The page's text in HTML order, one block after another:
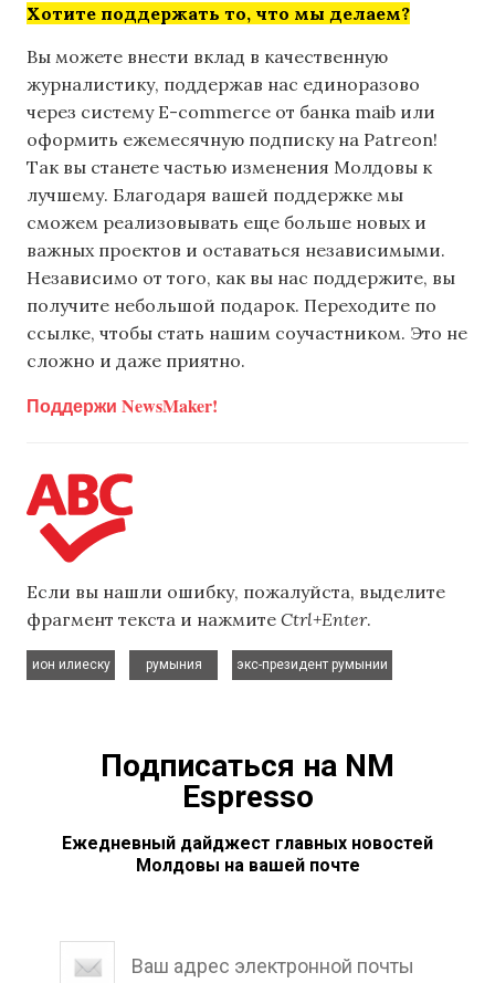
Хотите поддержать то, что мы делаем?
Вы можете внести вклад в качественную
журналистику, поддержав нас единоразово
через систему E-commerce от банка maib или
оформить ежемесячную подписку на Patreon!
Так вы станете частью изменения Молдовы к
лучшему. Благодаря вашей поддержке мы
сможем реализовывать еще больше новых и
важных проектов и оставаться независимыми.
Независимо от того, как вы нас поддержите, вы
получите небольшой подарок. Переходите по
ссылке, чтобы стать нашим соучастником. Это не
сложно и даже приятно.
Поддержи NewsMaker!
Если вы нашли ошибку, пожалуйста, выделите
фрагмент текста и нажмите Ctrl+Enter.
ион илиеску
румыния
экс-президент румынии
Подписаться на NM
Espresso
Ежедневный дайджест главных новостей
Молдовы на вашей почте